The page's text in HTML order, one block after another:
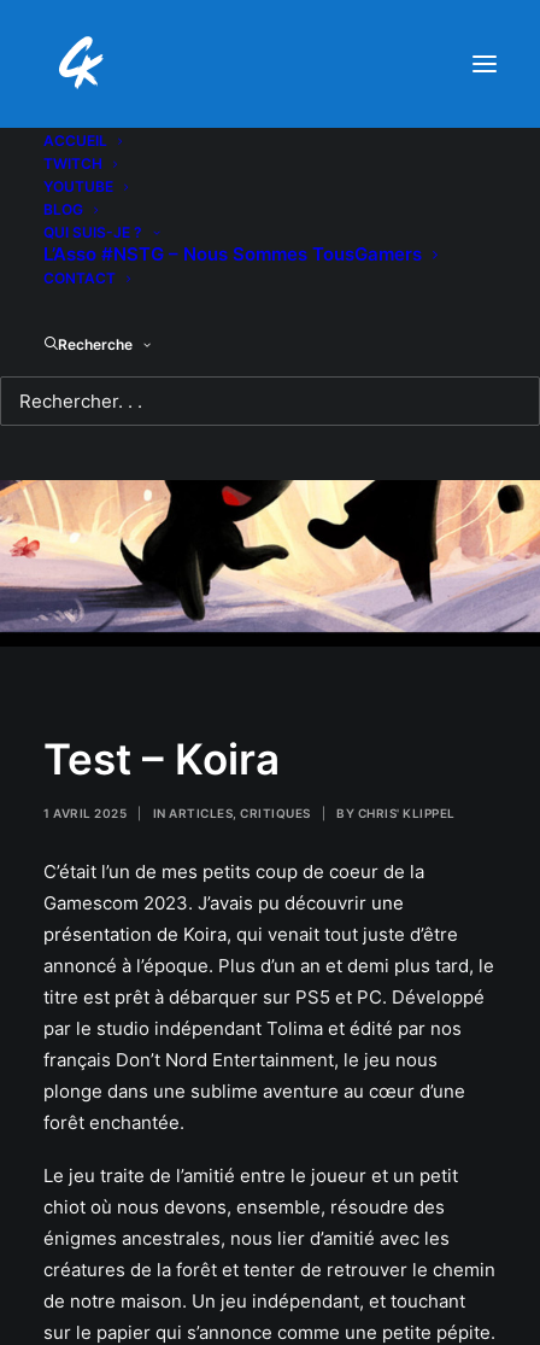
ACCUEIL
TWITCH
YOUTUBE
BLOG
QUI SUIS-JE ?
L’Asso #NSTG – Nous Sommes TousGamers
CONTACT
Recherche
Test – Koira
1 AVRIL 2025 IN ARTICLES CRITIQUES BY CHRIS' KLIPPEL
C’était l’un de mes petits coup de coeur de la
Gamescom 2023. J’avais pu découvrir une
présentation de Koira, qui venait tout juste d’être
annoncé à l’époque. Plus d’un an et demi plus tard, le
titre est prêt à débarquer sur PS5 et PC. Développé
par le studio indépendant Tolima et édité par nos
français Don’t Nord Entertainment, le jeu nous
plonge dans une sublime aventure au cœur d’une
forêt enchantée.
Le jeu traite de l’amitié entre le joueur et un petit
chiot où nous devons, ensemble, résoudre des
énigmes ancestrales, nous lier d’amitié avec les
créatures de la forêt et tenter de retrouver le chemin
de notre maison. Un jeu indépendant, et touchant
sur le papier qui s’annonce comme une petite pépite.